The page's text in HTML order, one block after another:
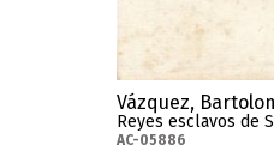
Vázquez,
Reyes esclavos de
AC-05886